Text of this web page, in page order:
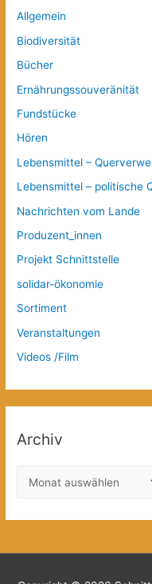
Allgemein
Biodiversität
Bücher
Ernährungssouveränität
Fundstücke
Hören
Lebensmittel –
Lebensmittel – politische
Nachrichten vom Lande
Produzent_innen
Projekt Schnittstelle
solidar-ökonomie
Sortiment
Veranstaltungen
Videos /Film
Archiv
c